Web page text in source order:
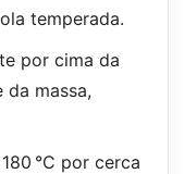
temperada.
por cima da
massa,
°C por cerca